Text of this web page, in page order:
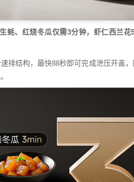
蚝、红烧冬瓜仅需3分钟，虾仁西兰
排结构，最快88秒即可完成泄压开盖